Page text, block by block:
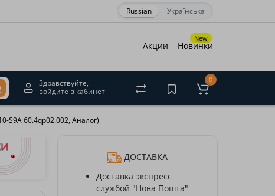
Russian Українська
Акции
New
Новинки
Здравствуйте,
войдите в кабинет
0
S9A 60.4qp02.002, Аналог)
Закрити
ДОСТАВКА
Доставка экспресс
службой "Нова Пошта"